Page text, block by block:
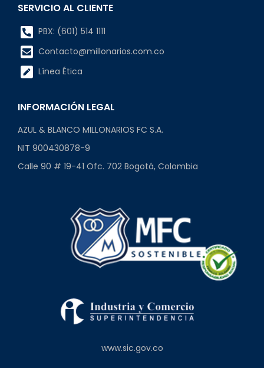
SERVICIO AL CLIENTE
PBX: (601) 514 1111
Contacto@millonarios.com.co
Línea Ética
INFORMACIÓN LEGAL
AZUL & BLANCO MILLONARIOS FC S.A.
NIT 900430878-9
Calle 90 # 19-41 Ofc. 702 Bogotá, Colombia
www.sic.gov.co